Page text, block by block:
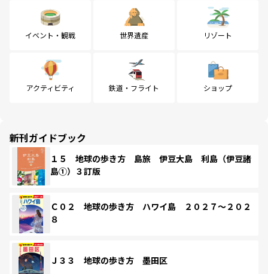
イベント・観戦 世界遺産 リゾート
アクティビティ 鉄道・フライト ショップ
新刊ガイドブック
１５ 地球の歩き方 島旅 伊豆大島 利島（伊豆諸
島①）３訂版
Ｃ０２ 地球の歩き方 ハワイ島 ２０２７～２０２
８
Ｊ３３ 地球の歩き方 墨田区